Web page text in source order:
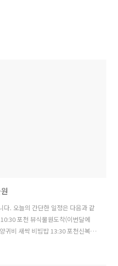
다. 오늘의 간단한 일정은 다음과 같
포천 뷰식물원도착(이번달에
귀비 새싹 비빔밥 13:30 포천신복온